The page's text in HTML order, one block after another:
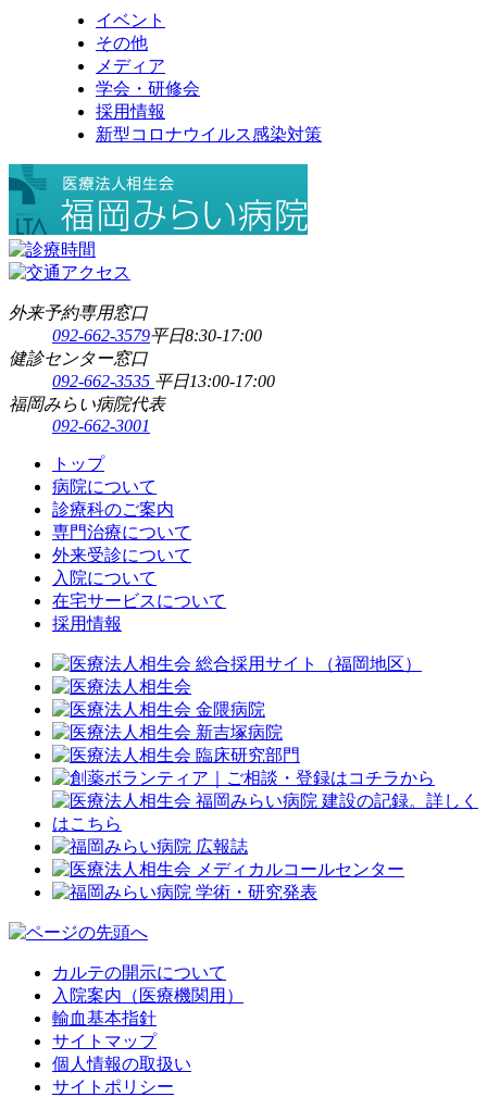
イベント
その他
メディア
学会・研修会
採用情報
新型コロナウイルス感染対策
外来予約専用窓口
092-662-3579平日8:30-17:00
健診センター窓口
092-662-3535 平日13:00-17:00
福岡みらい病院代表
092-662-3001
トップ
病院について
診療科のご案内
専門治療について
外来受診について
入院について
在宅サービスについて
採用情報
カルテの開示について
入院案内（医療機関用）
輸血基本指針
サイトマップ
個人情報の取扱い
サイトポリシー